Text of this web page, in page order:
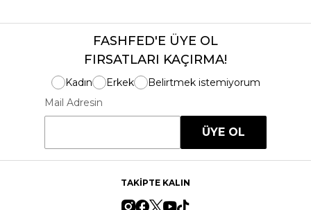
FASHFED'E ÜYE OL
FIRSATLARI KAÇIRMA!
Kadın Erkek
Belirtmek istemiyorum
Mail Adresin
ÜYE OL
TAKİPTE KALIN